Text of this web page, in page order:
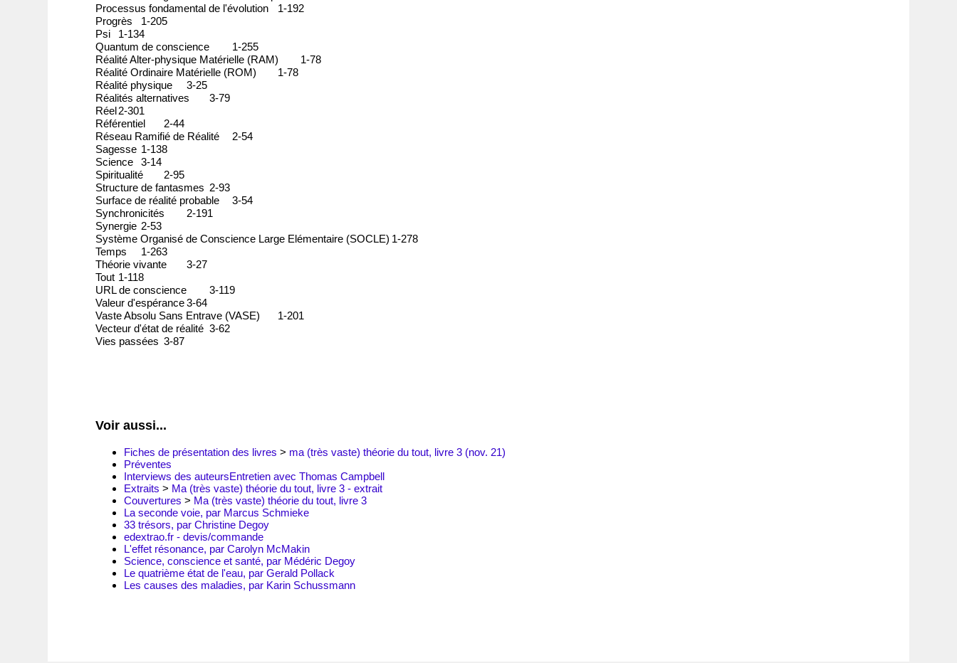
Processus fondamental de l'évolution
1-192
Progrès
1-205
Psi
1-134
Quantum de conscience
1-255
Réalité Alter-physique Matérielle (RAM)
1-78
Réalité Ordinaire Matérielle (ROM)
1-78
Réalité physique
3-25
Réalités alternatives
3-79
Réel2-301
Référentiel
2-44
Réseau Ramifié de Réalité
2-54
Sagesse 1-138
Science
3-14
Spiritualité
2-95
Structure de fantasmes 2-93
Surface de réalité probable
3-54
Synchronicités
2-191
Synergie 2-53
Système Organisé de Conscience Large Elémentaire (SOCLE) 1-278
Temps
1-263
Théorie vivante
3-27
Tout 1-118
URL de conscience
3-119
Valeur d'espérance3-64
Vaste Absolu Sans Entrave (VASE)
1-201
Vecteur d'état de réalité 3-62
Vies passées 3-87
Voir aussi...
Fiches de présentation des livres > ma (très vaste) théorie du tout, livre 3 (nov. 21)
Préventes
Interviews des auteursEntretien avec Thomas Campbell
Extraits > Ma (très vaste) théorie du tout, livre 3 - extrait
Couvertures > Ma (très vaste) théorie du tout, livre 3
La seconde voie, par Marcus Schmieke
33 trésors, par Christine Degoy
edextrao.fr - devis/commande
L'effet résonance, par Carolyn McMakin
Science, conscience et santé, par Médéric Degoy
Le quatrième état de l'eau, par Gerald Pollack
Les causes des maladies, par Karin Schussmann